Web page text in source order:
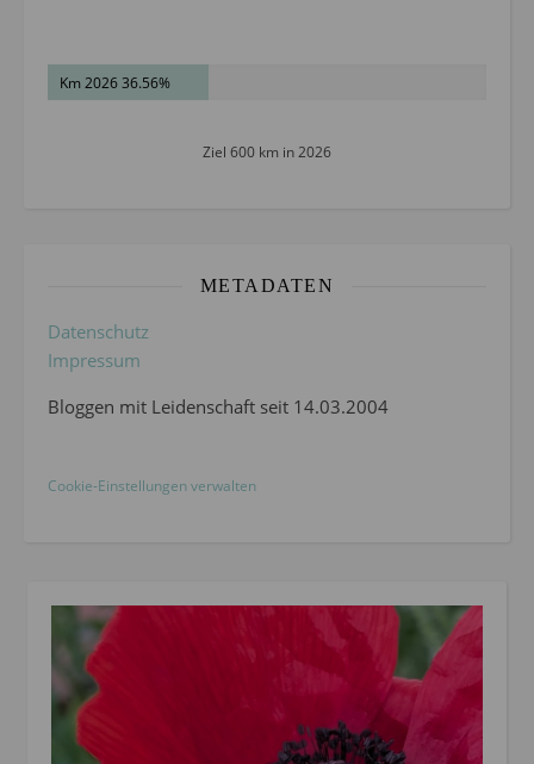
Km 2026 36.56%
Ziel 600 km in 2026
METADATEN
Datenschutz
Impressum
Bloggen mit Leidenschaft seit 14.03.2004
Cookie-Einstellungen verwalten